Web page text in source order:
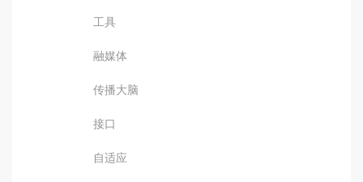
工具
融媒体
传播大脑
接口
自适应